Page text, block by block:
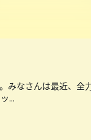
みなさんは最近、
...